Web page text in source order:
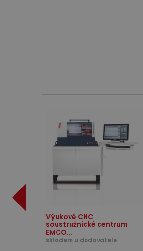
Výukové CNC
soustružnické centrum
EMCO...
skladem u dodavatele